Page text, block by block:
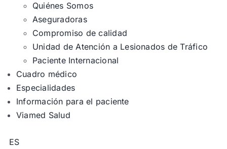
Quiénes Somos
Aseguradoras
Compromiso de calidad
Unidad de Atención a Lesionados de Tráfico
Paciente Internacional
Cuadro médico
Especialidades
Información para el paciente
Viamed Salud
ES